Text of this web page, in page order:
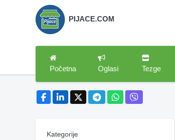
PIJACE.COM
Početna Oglasi Tezge
Kategorije